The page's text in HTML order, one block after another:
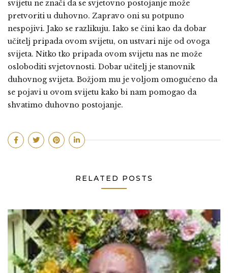
svijetu ne znači da se svjetovno postojanje može
pretvoriti u duhovno. Zapravo oni su potpuno
nespojivi. Jako se razlikuju. Iako se čini kao da dobar
učitelj pripada ovom svijetu, on ustvari nije od ovoga
svijeta. Nitko tko pripada ovom svijetu nas ne može
osloboditi svjetovnosti. Dobar učitelj je stanovnik
duhovnog svijeta. Božjom mu je voljom omogućeno da
se pojavi u ovom svijetu kako bi nam pomogao da
shvatimo duhovno postojanje.
RELATED POSTS